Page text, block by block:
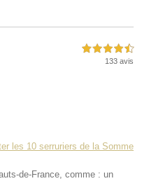
4,5 étoiles sur 5
133 avis
les 10 serruriers de la Somme
de-France, comme : un